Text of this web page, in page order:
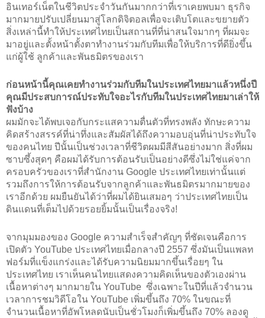
อินเทอร์เน็ตในชีวิตประจำวันกันมากกว่าที่เราเคยพบมา ธุรกิจ
มากมายปรับเปลี่ยนมาสู่โลกดิจิตอลเพื่อจะเติบโตและขยายตัว
สิ่งเหล่านี้ทำให้ประเทศไทยเป็นสถานที่ที่น่าสนใจมากๆ ที่ผมจะ
มาอยู่และตั้งหน้าตั้งตาทำงานร่วมกับทีมเพื่อให้บริการที่ดียิ่งขึ้น
แก่ผู้ใช้ ลูกค้าและพันธมิตรของเรา
ก่อนหน้านี้คุณเคยทำงานร่วมกับทีมในประเทศไทยมาแล้วหนึ่งปี
คุณมีประสบการณ์ประทับใจอะไรกับทีมในประเทศไทยมาเล่าให้
ฟังบ้าง
ผมมักจะได้พบเจอกับกระแสความตื่นตัวที่ทรงพลัง ทักษะความ
คิดสร้างสรรค์ที่น่าทึ่งและสัมผัสได้ถึงความอบอุ่นที่น่าประทับใจ
ของคนไทย ปีนั้นเป็นช่วงเวลาที่ชีวิตผมมีสีสันอย่างมาก สิ่งที่ผม
ซาบซึ้งสุดๆ คือผมได้รับการต้อนรับเป็นอย่างดีซึ่งไม่ใช่แค่จาก
ครอบครัวของเราที่สำนักงาน Google ประเทศไทยเท่านั้นแต่
รวมถึงการให้การต้อนรับจากลูกค้าและพันธมิตรมากมายของ
เราอีกด้วย ผมยืนยันได้ว่าที่ผมได้ยินเสมอๆ ว่าประเทศไทยเป็น
ดินแดนที่เต็มไปด้วยรอยยิ้มนั้นเป็นเรื่องจริง!
จากมุมมองของ Google ความสำเร็จสำคัญๆ ที่ชัดเจนคือการ
เปิดตัว YouTube ประเทศไทยเมื่อกลางปี 2557 ซึ่งมันเป็นแพลท
ฟอร์มที่แข็งแกร่งและได้รับความนิยมมากขึ้นเรื่อยๆ ใน
ประเทศไทย เราเห็นคนไทยแสดงความคิดเห็นของตัวเองผ่าน
เนื้อหาต่างๆ มากมายใน YouTube  ซึ่งเฉพาะในปีที่แล้วจำนวน
เวลาการชมวิดีโอใน YouTube เพิ่มขึ้นถึง 70% ในขณะที่
จำนวนเนื้อหาที่อัพโหลดนับเป็นชั่วโมงก็เพิ่มขึ้นถึง 70% ลองดู